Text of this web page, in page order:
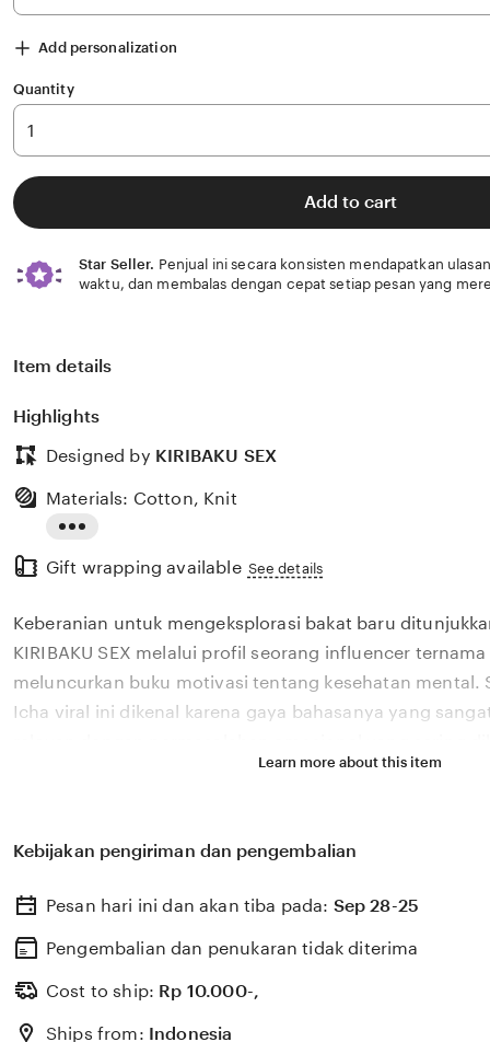
Add personalization
Quantity
Add to cart
Star Seller. Penjual ini secara konsisten mendapatkan
waktu, dan membalas dengan cepat setiap pesan yang
Item details
Highlights
Designed by KIRIBAKU SEX
the
description
Materials: Cotton, Knit
Gift wrapping available See details
Keberanian untuk mengeksplorasi bakat baru
KIRIBAKU SEX melalui profil seorang influencer
meluncurkan buku motivasi tentang kesehatan mental.
Icha viral ini dikenal karena gaya bahasanya yang
di tahun 2026. Melalui sistem ✨ yang kami
KIRIBAKU SEX percaya bahwa kemandirian intelektual
berkembang pesat di pasar global. Dengan dukungan
update, kami terus memantau perkembangan
sosok viral favorit Anda secara eksklusif.
Learn more about this item
Kebijakan pengiriman dan pengembalian
Pesan hari ini dan akan tiba pada: Sep 28-25
Pengembalian dan penukaran tidak diterima
Cost to ship: Rp 10.000-,
Ships from: Indonesia